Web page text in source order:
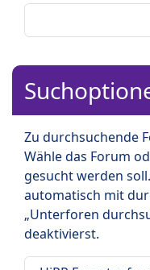
Zu durchsuchende
Wähle das Forum
gesucht werden
automatisch mit
„Unterforen
deaktivierst.